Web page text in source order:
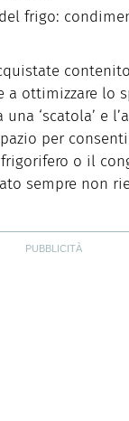
frigo:
ottimizzare lo
‘scatola’ e
per
o il
sempre non